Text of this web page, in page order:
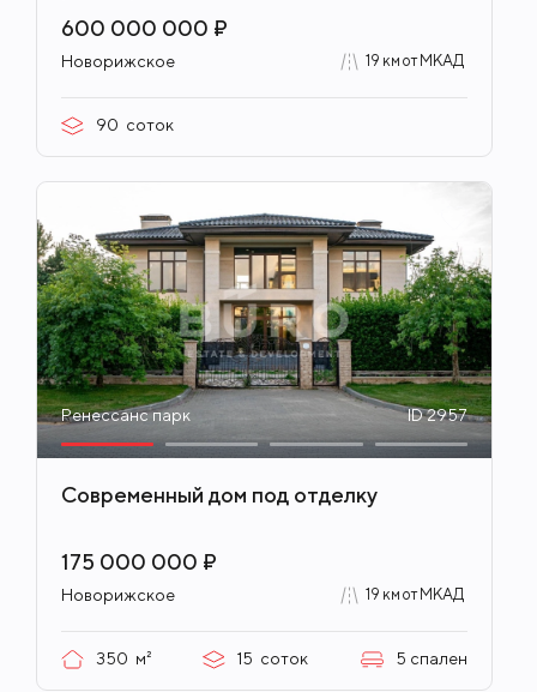
600 000 000 ₽
Новорижское 19 км от МКАД
90 соток
Ренессанс парк ID 2957
Современный дом под отделку
175 000 000 ₽
Новорижское 19 км от МКАД
350 м² 15 соток 5 спален